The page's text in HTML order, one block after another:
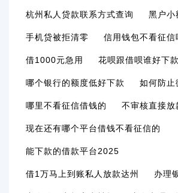
杭州私人贷款联系方式查询 黑户小
手机贷被拒清零 信用钱包不看征信
借1000元急用 花呗跟借呗谁好下
哪个银行的额度低好下款 如何防止
哪里不看征信借钱的 不审核直接
现在还有哪个平台借钱不看征信的
能下款的借款平台2025
借1万马上到账私人放款达州 办理